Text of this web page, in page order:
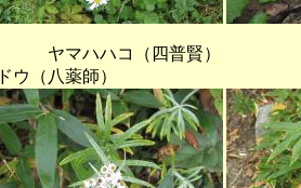
ヤマハハコ（四普賢） ツ
ドウ（八薬師）